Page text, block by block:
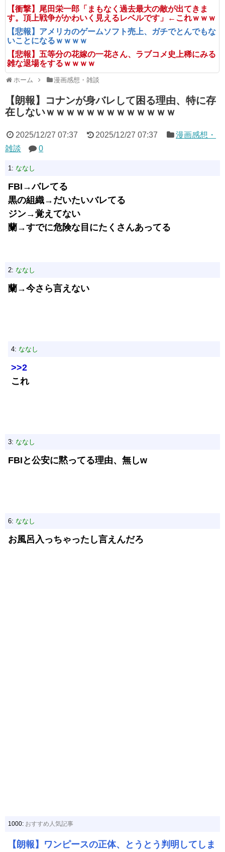
【衝撃】尾田栄一郎「まもなく過去最大の敵が出てきま
す。頂上戦争がかわいく見えるレベルです」←これｗｗｗ
【悲報】アメリカのゲームソフト売上、ガチでとんでもな
いことになるｗｗｗｗ
【悲報】五等分の花嫁の一花さん、ラブコメ史上稀にみる
雑な退場をするｗｗｗｗ
ホーム 漫画感想・雑談
【朗報】コナンが身バレして困る理由、特に存
在しないｗｗｗｗｗｗｗｗｗｗｗｗｗ
2025/12/27 07:37 2025/12/27 07:37
漫画感想・
雑談
0
1: ななし
FBI→バレてる
黒の組織→だいたいバレてる
ジン→覚えてない
蘭→すでに危険な目にたくさんあってる
2: ななし
蘭→今さら言えない
4: ななし
>>2
これ
3: ななし
FBIと公安に黙ってる理由、無しw
6: ななし
お風呂入っちゃったし言えんだろ
1000: おすすめ人気記事
【朗報】ワンピースの正体、とうとう判明してしま